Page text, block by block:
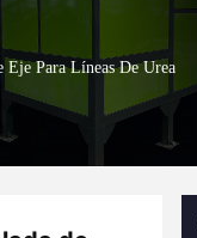
Eje Para Líneas De Urea